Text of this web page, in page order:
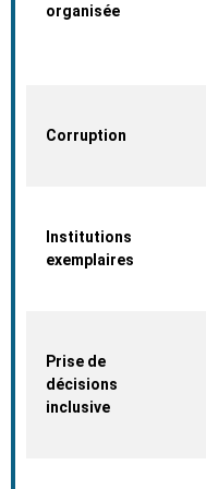
organisée
Corruption
Institutions
exemplaires
Prise de
décisions
inclusive